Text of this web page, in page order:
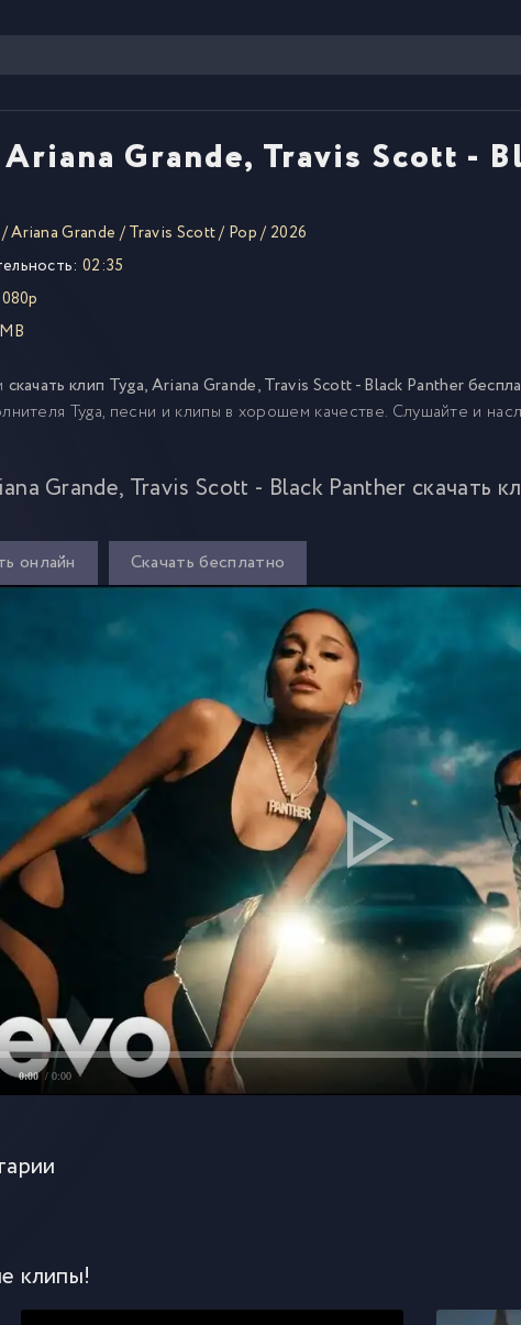
Ariana Grande, Travis Scott -
/Ariana Grande /Travis Scott/ Pop/ 2026
02:35
скачать клип Tyga, Ariana Grande, Travis Scott - Black Panther
Tyga, песни и клипы в хорошем качестве. Слушайте и
Grande, Travis Scott - Black Panther скачать
онлайн Скачать бесплатно
0:00 / 0:00
клипы!